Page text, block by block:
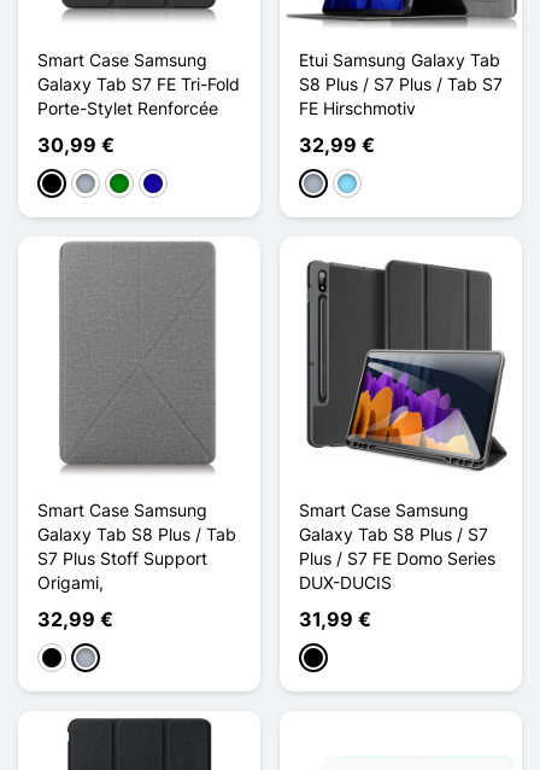
Smart Case Samsung
Galaxy Tab S7 FE Tri-Fold
Porte-Stylet Renforcée
30,99 €
Schwarz
GrauGrünDunkelblau
Etui Samsung Galaxy Tab
S8 Plus / S7 Plus / Tab S7
FE Hirschmotiv
32,99 €
GrauHellblau
Smart Case Samsung
Galaxy Tab S8 Plus / Tab
S7 Plus Stoff Support
Origami,
32,99 €
Schwarz
Grau
Smart Case Samsung
Galaxy Tab S8 Plus / S7
Plus / S7 FE Domo Series
DUX-DUCIS
31,99 €
Schwarz